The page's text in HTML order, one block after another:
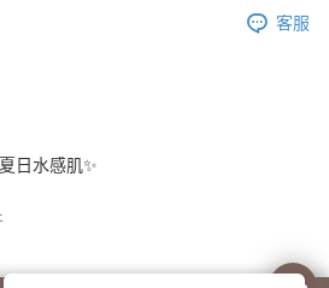
客服
日水感肌✨